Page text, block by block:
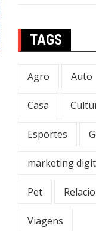
TAGS
Agro Auto
Casa
Esportes
marketing
Pet
Viagens